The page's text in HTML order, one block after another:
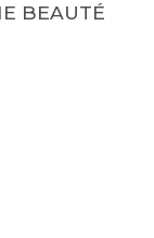
BEAUTÉ